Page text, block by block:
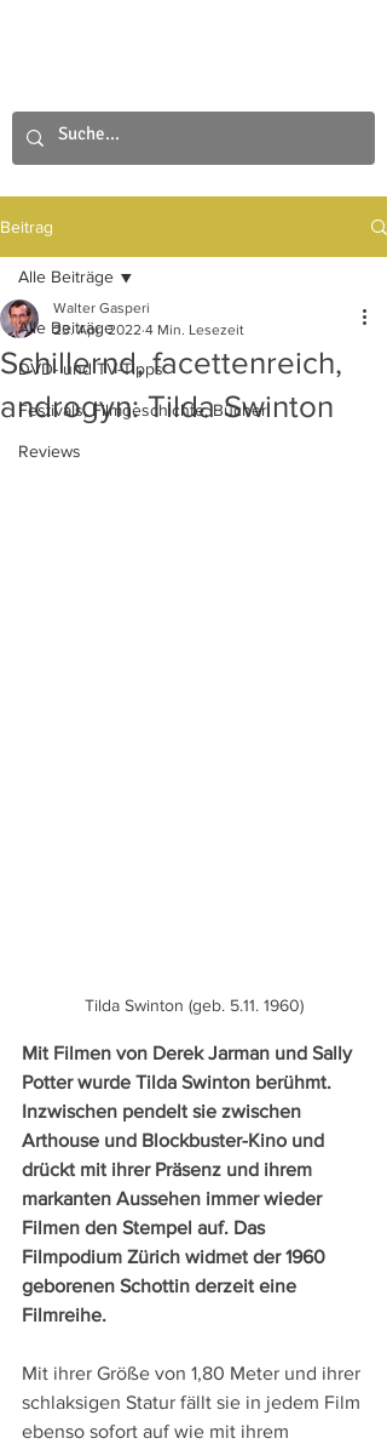
Beitrag
Alle Beiträge
DVD- und TV-Tipps
Festivals, Filmgeschichte, Bücher
Reviews
Alle Beiträge
Schillernd, facettenreich,
androgyn: Tilda Swinton
Walter Gasperi
23. Apr. 2022 4 Min. Lesezeit
Tilda Swinton (geb. 5.11. 1960)
Mit Filmen von Derek Jarman und Sally
Potter wurde Tilda Swinton berühmt.
Inzwischen pendelt sie zwischen
Arthouse und Blockbuster-Kino und
drückt mit ihrer Präsenz und ihrem
markanten Aussehen immer wieder
Filmen den Stempel auf. Das
Filmpodium Zürich widmet der 1960
geborenen Schottin derzeit eine
Filmreihe.
Mit ihrer Größe von 1,80 Meter und ihrer
schlaksigen Statur fällt sie in jedem Film
ebenso sofort auf wie mit ihrem